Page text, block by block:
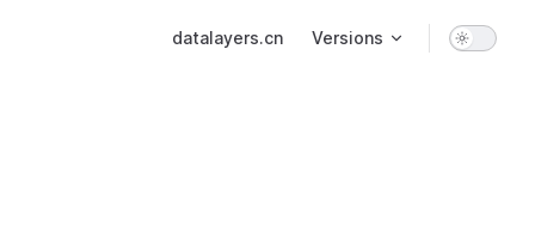
datalayers.cn Versions